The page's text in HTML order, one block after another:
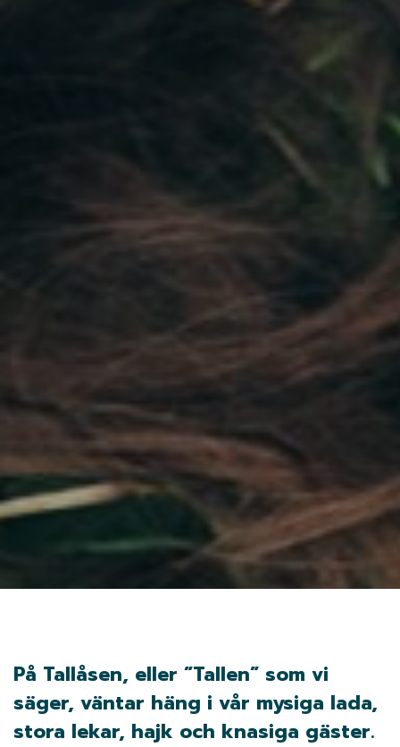
På Tallåsen, eller ”Tallen” som vi
säger, väntar häng i vår mysiga lada,
stora lekar, hajk och knasiga gäster.